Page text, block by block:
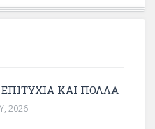
ΚΑΙ ΠΟΛΛΆ
2026